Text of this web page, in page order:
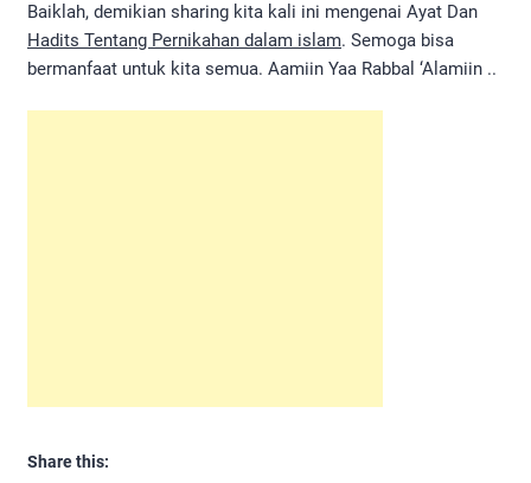
Baiklah, demikian sharing kita kali ini mengenai Ayat Dan
Hadits Tentang Pernikahan dalam islam. Semoga bisa
bermanfaat untuk kita semua. Aamiin Yaa Rabbal ‘Alamiin ..
Share this: